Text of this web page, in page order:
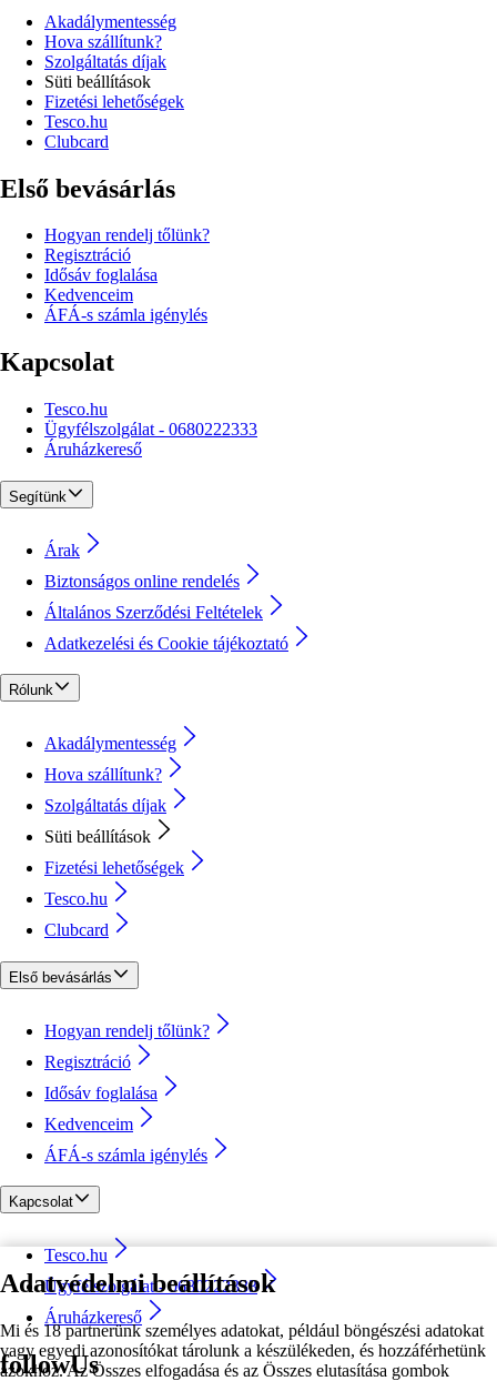
Adatvédelmi beállítások
Mi és 18 partnerünk személyes adatokat, például böngészési adatokat
vagy egyedi azonosítókat tárolunk a készülékeden, és hozzáférhetünk
azokhoz. Az Összes elfogadása és az Összes elutasítása gombok
Akadálymentesség
Hova szállítunk?
Szolgáltatás díjak
Süti beállítások
Fizetési lehetőségek
Tesco.hu
Clubcard
Első bevásárlás
Hogyan rendelj tőlünk?
Regisztráció
Idősáv foglalása
Kedvenceim
ÁFÁ-s számla igénylés
Kapcsolat
Tesco.hu
Ügyfélszolgálat - 0680222333
Áruházkereső
Segítünk
Árak
Biztonságos online rendelés
Általános Szerződési Feltételek
Adatkezelési és Cookie tájékoztató
Rólunk
Akadálymentesség
Hova szállítunk?
Szolgáltatás díjak
Süti beállítások
Fizetési lehetőségek
Tesco.hu
Clubcard
Első bevásárlás
Hogyan rendelj tőlünk?
Regisztráció
Idősáv foglalása
Kedvenceim
ÁFÁ-s számla igénylés
Kapcsolat
Tesco.hu
Ügyfélszolgálat - 0680222333
Áruházkereső
followUs